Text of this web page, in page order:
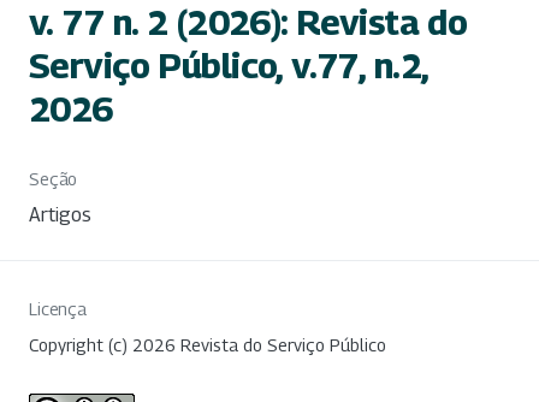
v. 77 n. 2 (2026): Revista do
Serviço Público, v.77, n.2,
2026
Seção
Artigos
Licença
Copyright (c) 2026 Revista do Serviço Público